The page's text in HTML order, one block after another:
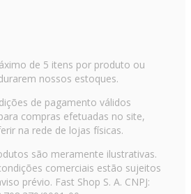
de 5 itens por produto ou
nossos estoques.
de pagamento válidos
compras efetuadas no site,
na rede de lojas físicas.
são meramente ilustrativas.
comerciais estão sujeitos
prévio. Fast Shop S. A. CNPJ: